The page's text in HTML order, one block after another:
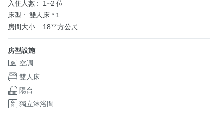
入住人數 :
1~2 位
床型 : 雙人床 * 1
房間大小 :
18平方公尺
房型設施
空調
雙人床
陽台
獨立淋浴間